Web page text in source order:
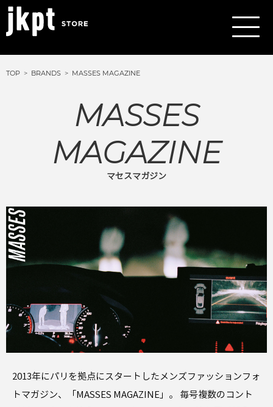
TOP BRANDS MASSES MAGAZINE
MASSES
MAGAZINE
マセスマガジン
2013年にパリを拠点にスタートしたメンズファッションフォ
トマガジン、「MASSES MAGAZINE」。 毎号複数のコント